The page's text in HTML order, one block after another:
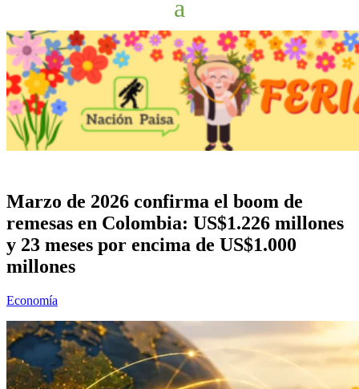
Marzo de 2026 confirma el boom de
remesas en Colombia: US$1.226 millones
y 23 meses por encima de US$1.000
millones
Economía